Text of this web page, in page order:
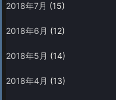
2018年7月 (15)
2018年6月 (12)
2018年5月 (14)
2018年4月 (13)